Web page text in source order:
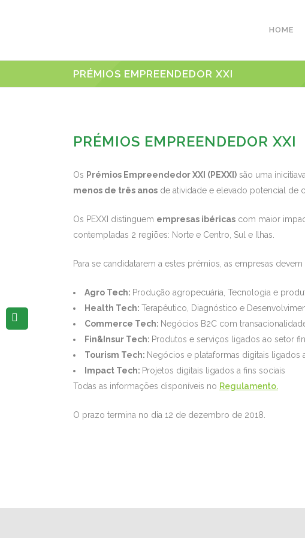
HOME
PRÉMIOS EMPREENDEDOR XXI
PRÉMIOS EMPREENDEDOR XXI
Os Prémios Empreendedor XXI (PEXXI) são uma
menos de três anos de atividade e elevado potencial de
Os PEXXI distinguem empresas ibéricas com maior
contempladas 2 regiões: Norte e Centro, Sul e Ilhas.
Para se candidatarem a estes prémios, as empresas
Agro Tech: Produção agropecuária, Tecnologia e
Health Tech: Terapêutico, Diagnóstico e
Commerce Tech: Negócios B2C com
Fin&Insur Tech: Produtos e serviços ligados ao setor
Tourism Tech: Negócios e plataformas digitais ligados
Impact Tech: Projetos digitais ligados a fins sociais
Todas as informações disponíveis no Regulamento.
O prazo termina no dia 12 de dezembro de 2018.